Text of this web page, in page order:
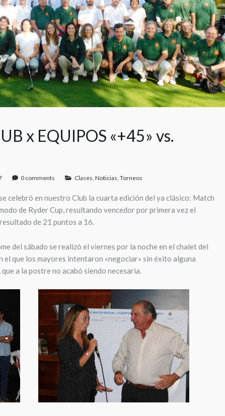
x EQUIPOS «+45» vs.
0 comments Clases, Noticias, Torneos
celebró en nuestro Club la cuarta edición del ya clásico: Match
de Ryder Cup, resultando vencedor por primera vez el
de 21 puntos a 16.
del sábado se realizó el viernes por la noche en el chalet del
el que los mayores intentaron «negociar» sin éxito alguna
a la postre no acabó siendo necesaria.